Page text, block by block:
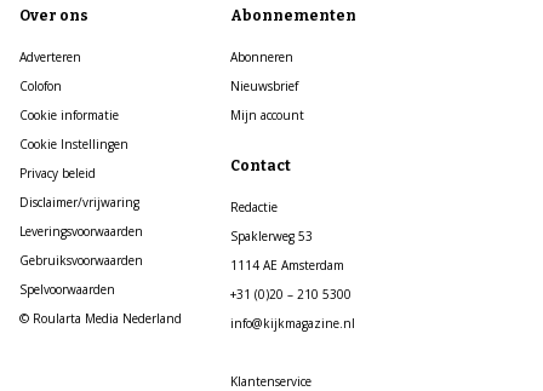
Over ons
Adverteren
Colofon
Cookie informatie
Cookie Instellingen
Privacy beleid
Disclaimer/vrijwaring
Leveringsvoorwaarden
Gebruiksvoorwaarden
Spelvoorwaarden
© Roularta Media Nederland
Abonnementen
Abonneren
Nieuwsbrief
Mijn account
Contact
Redactie
Spaklerweg 53
1114 AE Amsterdam
+31 (0)20 – 210 5300
info@kijkmagazine.nl
Klantenservice